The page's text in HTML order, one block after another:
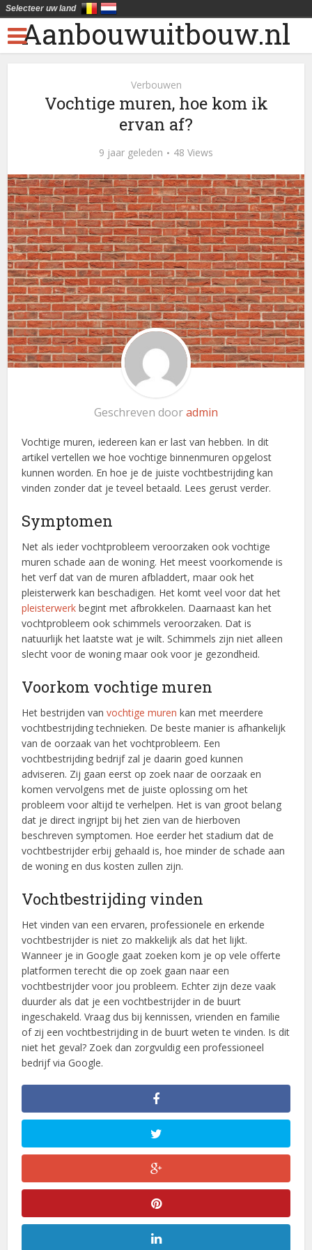
Aanbouwuitbouw.nl
Verbouwen
Vochtige muren, hoe kom ik
ervan af?
9 jaar geleden 48 Views
Geschreven dooradmin
Vochtige muren, iedereen kan er last van hebben. In dit
artikel vertellen we hoe vochtige binnenmuren opgelost
kunnen worden. En hoe je de juiste vochtbestrijding kan
vinden zonder dat je teveel betaald. Lees gerust verder.
Symptomen
Net als ieder vochtprobleem veroorzaken ook vochtige
muren schade aan de woning. Het meest voorkomende is
het verf dat van de muren afbladdert, maar ook het
pleisterwerk kan beschadigen. Het komt veel voor dat het
pleisterwerk begint met afbrokkelen. Daarnaast kan het
vochtprobleem ook schimmels veroorzaken. Dat is
natuurlijk het laatste wat je wilt. Schimmels zijn niet alleen
slecht voor de woning maar ook voor je gezondheid.
Voorkom vochtige muren
Het bestrijden vanvochtige muren kan met meerdere
vochtbestrijding technieken. De beste manier is afhankelijk
van de oorzaak van het vochtprobleem. Een
vochtbestrijding bedrijf zal je daarin goed kunnen
adviseren. Zij gaan eerst op zoek naar de oorzaak en
komen vervolgens met de juiste oplossing om het
probleem voor altijd te verhelpen. Het is van groot belang
dat je direct ingrijpt bij het zien van de hierboven
beschreven symptomen. Hoe eerder het stadium dat de
vochtbestrijder erbij gehaald is, hoe minder de schade aan
de woning en dus kosten zullen zijn.
Vochtbestrijding vinden
Het vinden van een ervaren, professionele en erkende
vochtbestrijder is niet zo makkelijk als dat het lijkt.
Wanneer je in Google gaat zoeken kom je op vele offerte
platformen terecht die op zoek gaan naar een
vochtbestrijder voor jou probleem. Echter zijn deze vaak
duurder als dat je een vochtbestrijder in de buurt
ingeschakeld. Vraag dus bij kennissen, vrienden en familie
of zij een vochtbestrijding in de buurt weten te vinden. Is dit
niet het geval? Zoek dan zorgvuldig een professioneel
bedrijf via Google.
Selecteer uw land